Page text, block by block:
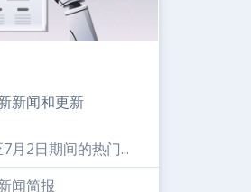
新闻和更新
月2日期间的热门...
闻简报